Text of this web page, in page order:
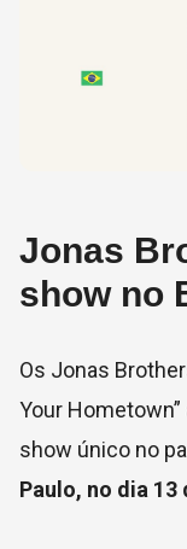
Jonas
show no
Os Jonas
Your
show único no
Paulo, no dia 13